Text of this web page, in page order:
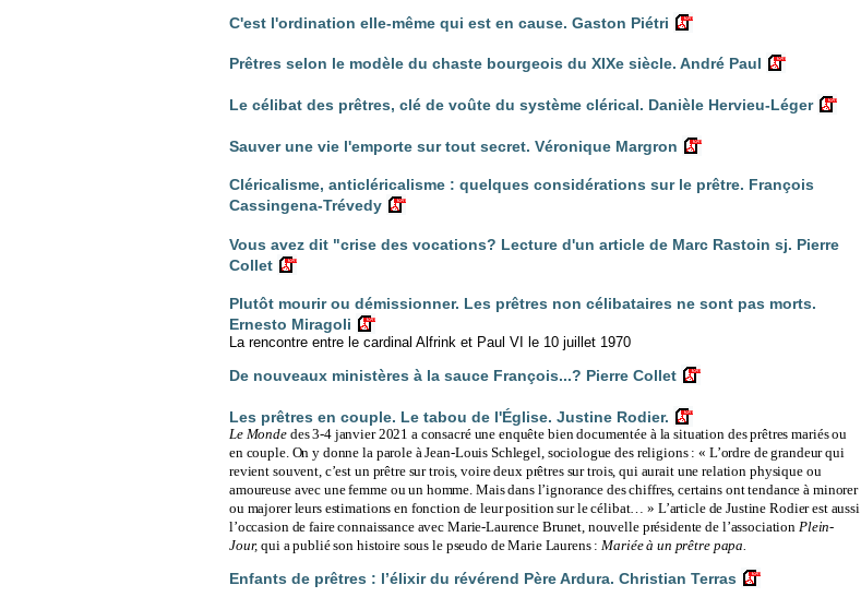
C'est l'ordination elle-même qui est en cause. Gaston Piétri
Prêtres selon le modèle du chaste bourgeois du XIXe siècle. André Paul
Le célibat des prêtres, clé de voûte du système clérical. Danièle Hervieu-Léger
Sauver une vie l'emporte sur tout secret. Véronique Margron
Cléricalisme, anticléricalisme : quelques considérations sur le prêtre. François
Cassingena-Trévedy
Vous avez dit "crise des vocations? Lecture d'un article de Marc Rastoin sj. Pierre
Collet
Plutôt mourir ou démissionner. Les prêtres non célibataires ne sont pas morts.
Ernesto Miragoli
La rencontre entre le cardinal Alfrink et Paul VI le 10 juillet 1970
De nouveaux ministères à la sauce François...? Pierre Collet
Les prêtres en couple. Le tabou de l'Église. Justine Rodier.
Le Monde des 3-4 janvier 2021 a consacré une enquête bien documentée à la situation des prêtres mariés ou
en couple. On y donne la parole à Jean-Louis Schlegel, sociologue des religions : « L’ordre de grandeur qui
revient souvent, c’est un prêtre sur trois, voire deux prêtres sur trois, qui aurait une relation physique ou
amoureuse avec une femme ou un homme. Mais dans l’ignorance des chiffres, certains ont tendance à minorer
ou majorer leurs estimations en fonction de leur position sur le célibat… » L’article de Justine Rodier est aussi
l’occasion de faire connaissance avec Marie-Laurence Brunet, nouvelle présidente de l’association Plein-
Jour,qui a publié son histoire sous le pseudo de Marie Laurens :Mariée à un prêtre papa.
Enfants de prêtres : l’élixir du révérend Père Ardura. Christian Terras